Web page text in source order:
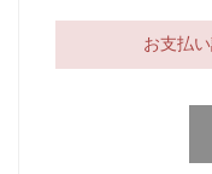
お支払